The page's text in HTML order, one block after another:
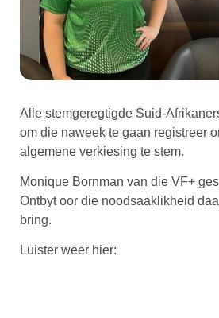
Alle stemgeregtigde Suid-
om die naweek te gaan registreer
algemene verkiesing te stem.
Monique Bornman van die VF+
Ontbyt oor die noodsaaklikheid
bring.
Luister weer hier: